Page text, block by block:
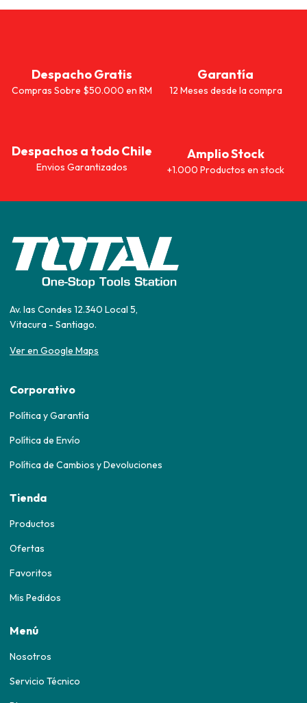
Despacho Gratis
Compras Sobre $50.000 en RM
Garantía
12 Meses desde la compra
Despachos a todo Chile
Envios Garantizados
Amplio Stock
+1.000 Productos en stock
Av. las Condes 12.340 Local 5,
Vitacura - Santiago.
Ver en Google Maps
Corporativo
Política y Garantía
Política de Envío
Política de Cambios y Devoluciones
Tienda
Productos
Ofertas
Favoritos
Mis Pedidos
Menú
Nosotros
Servicio Técnico